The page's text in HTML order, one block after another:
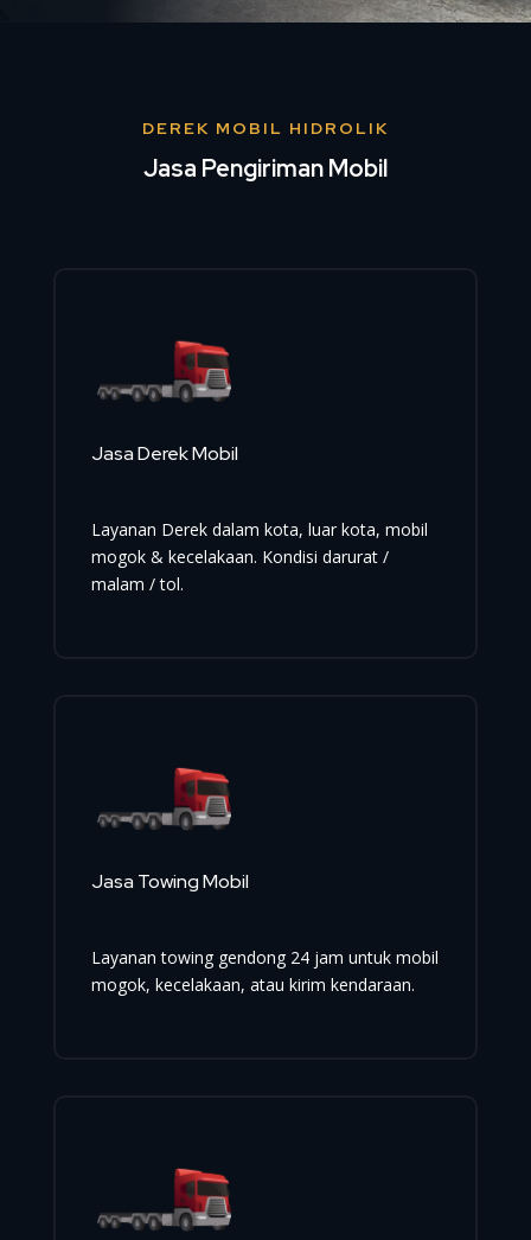
DEREK MOBIL HIDROLIK
Jasa Pengiriman Mobil
Jasa Derek Mobil
Layanan Derek dalam kota, luar kota, mobil
mogok & kecelakaan. Kondisi darurat /
malam / tol.
Jasa Towing Mobil
Layanan towing gendong 24 jam untuk mobil
mogok, kecelakaan, atau kirim kendaraan.